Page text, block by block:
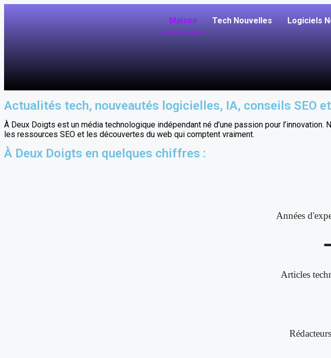
Maison Tech Nouvelles Logiciels
Actualités tech, nouveautés logicielles, IA, conseils SEO
À Deux Doigts est un média technologique indépendant né d’une passion pour
les ressources SEO et les découvertes du web qui comptent vraiment.
À Deux Doigts en quelques chiffres :
Années
Articles